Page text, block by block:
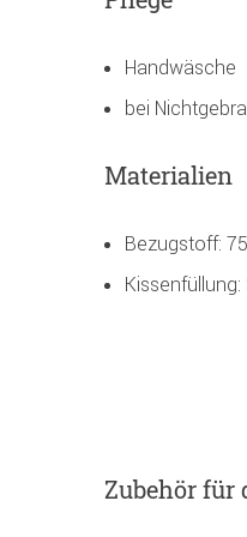
Handwäsche
bei
Materialien
Bezugstoff:
Zubehörfür